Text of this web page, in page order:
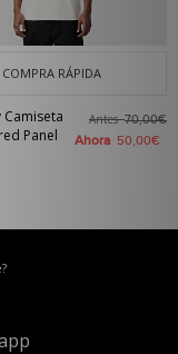
COMPRA RÁPIDA
Camiseta
Panel
Antes70,00€
Ahora 50,00€